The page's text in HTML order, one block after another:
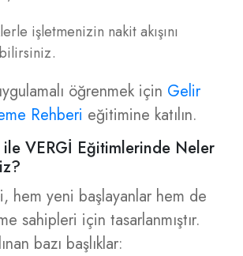
işletmenizin nakit akışını
öğrenmek için Gelir
Rehberi eğitimine katılın.
ile VERGİ Eğitimlerinde Neler
hem yeni başlayanlar hem de
sahipleri için tasarlanmıştır.
bazı başlıklar: